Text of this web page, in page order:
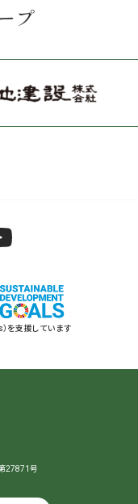
プ
を支援しています
27871号